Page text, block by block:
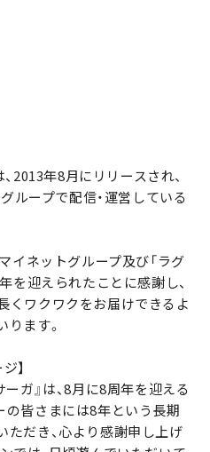
、2013年8月にリリースされ、
ループで配信・運営している
イネットグループ及び「ラグ
を迎えられたことに感謝し、
くワクワクをお届けできるよ
ます。
】
ーガ』は、8月に8周年を迎える
の皆さまには8年という長期
ただき、心より感謝申し上げ